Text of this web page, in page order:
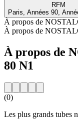
RFM
Paris, Années 90,
À propos de
À propos de
À propos de
80 N1
(0)
Les plus grands tubes